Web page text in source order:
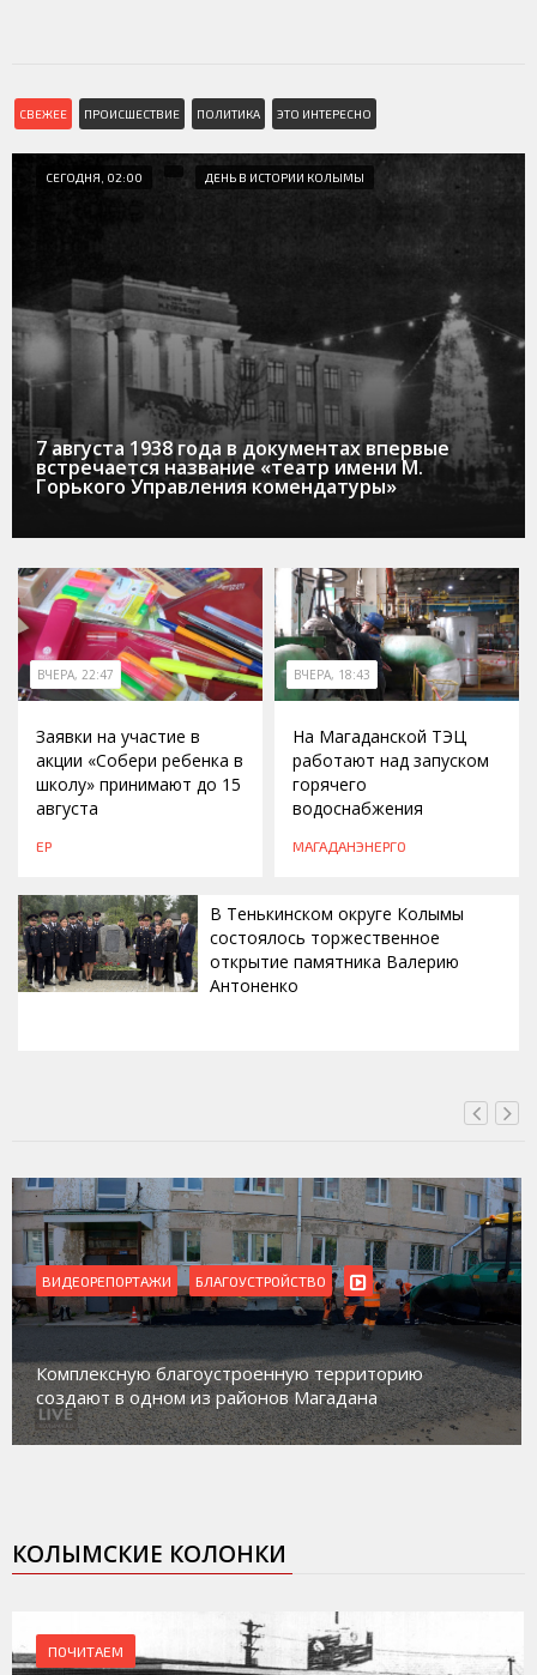
СВЕЖЕЕ ПРОИСШЕСТВИЕ ПОЛИТИКА ЭТО ИНТЕРЕСНО
СЕГОДНЯ, 02:00 ДЕНЬ В ИСТОРИИ КОЛЫМЫ
7 августа 1938 года в документах впервые
встречается название «театр имени М.
Горького Управления комендатуры»
ВЧЕРА, 22:47
Заявки на участие в
акции «Собери ребенка в
школу» принимают до 15
августа
ЕР
ВЧЕРА, 18:43
На Магаданской ТЭЦ
работают над запуском
горячего
водоснабжения
МАГАДАНЭНЕРГО
В Тенькинском округе Колымы
состоялось торжественное
открытие памятника Валерию
Антоненко
ВИДЕОРЕПОРТАЖИ
Магадан присоединился к пилотному
работе с несовершеннолетними из групп
социального риска «Переправа»
КОЛЫМСКИЕ КОЛОНКИ
ПОЧИТАЕМ